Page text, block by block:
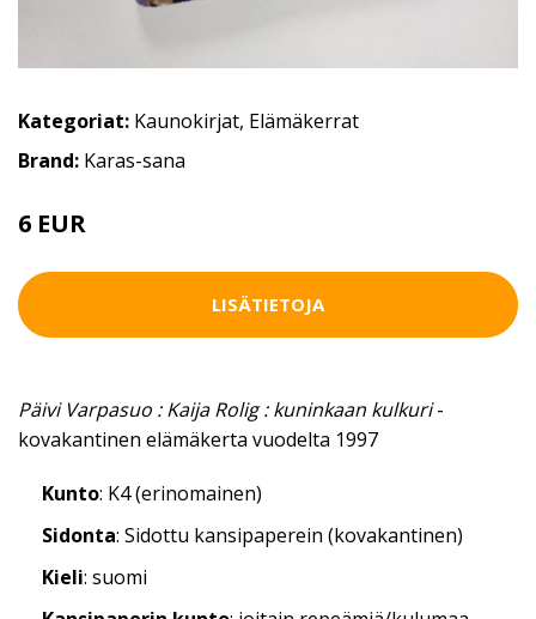
Kategoriat: Kaunokirjat, Elämäkerrat
Brand: Karas-sana
6 EUR
LISÄTIETOJA
Päivi Varpasuo : Kaija Rolig : kuninkaan kulkuri-
kovakantinen elämäkerta vuodelta 1997
Kunto: K4 (erinomainen)
Sidonta: Sidottu kansipaperein (kovakantinen)
Kieli: suomi